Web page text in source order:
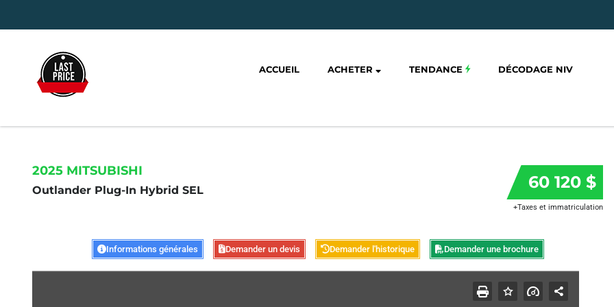
ACCUEIL ACHETER TENDANCE DÉCODAGE NIV
2025 MITSUBISHI
Outlander Plug-In Hybrid SEL 60 120 $
+Taxes et immatriculation
Informations générales Demander un devis Demander l'historique Demander une brochure